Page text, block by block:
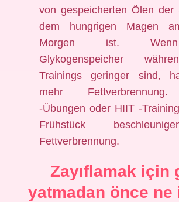
von gespeicherten Ölen der
dem hungrigen Magen
Morgen ist.
Glykogenspeicher
Trainings geringer sind,
mehr
-Übungen oder HIIT -
Frühstück
Fettverbrennung.
Zayıflamak için
yatmadan önce ne